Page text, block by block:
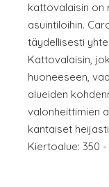
kattovalaisin on
asuintiloihin.
täydellisesti
Kattovalaisin,
huoneeseen,
alueiden
valonheittimien
kantaiset
Kiertoalue: 350